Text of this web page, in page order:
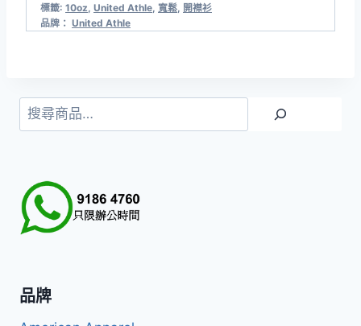
標籤: 10oz United Athle 寬鬆 開襟衫
品牌： United Athle
搜
尋
品牌